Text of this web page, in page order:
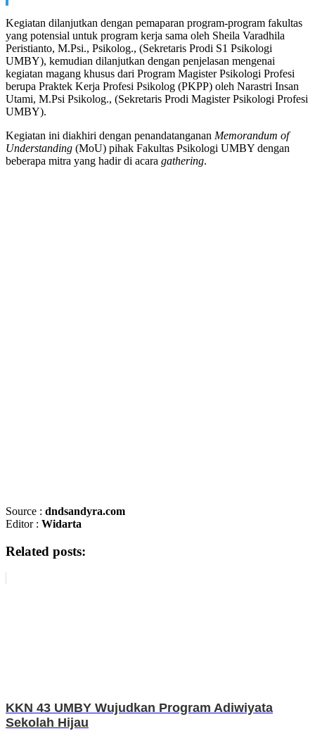
Kegiatan dilanjutkan dengan pemaparan program-program fakultas
yang potensial untuk program kerja sama oleh Sheila Varadhila
Peristianto, M.Psi., Psikolog., (Sekretaris Prodi S1 Psikologi
UMBY), kemudian dilanjutkan dengan penjelasan mengenai
kegiatan magang khusus dari Program Magister Psikologi Profesi
berupa Praktek Kerja Profesi Psikolog (PKPP) oleh Narastri Insan
Utami, M.Psi Psikolog., (Sekretaris Prodi Magister Psikologi Profesi
UMBY).
Kegiatan ini diakhiri dengan penandatanganan Memorandum of
Understanding (MoU) pihak Fakultas Psikologi UMBY dengan
beberapa mitra yang hadir di acara gathering.
Source : dndsandyra.com
Editor : Widarta
Related posts:
KKN 43 UMBY Wujudkan Program Adiwiyata
Sekolah Hijau